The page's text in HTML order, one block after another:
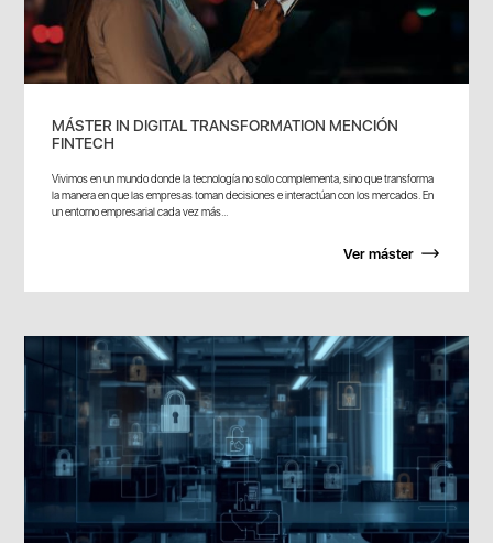
MÁSTER IN DIGITAL TRANSFORMATION MENCIÓN
FINTECH
Vivimos en un mundo donde la tecnología no solo complementa, sino que transforma
la manera en que las empresas toman decisiones e interactúan con los mercados. En
un entorno empresarial cada vez más...
Ver máster